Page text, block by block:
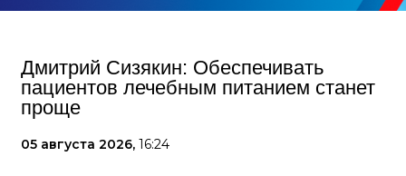
Дмитрий Сизякин: Обеспечивать
пациентов лечебным питанием станет
проще
05 августа 2026, 16:24